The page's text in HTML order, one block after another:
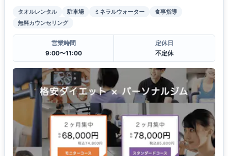
タオルレンタル 駐車場 ミネラルウォーター
食事指導
無料カウンセリング
営業時間
9:00〜11:00
定休日
不定休